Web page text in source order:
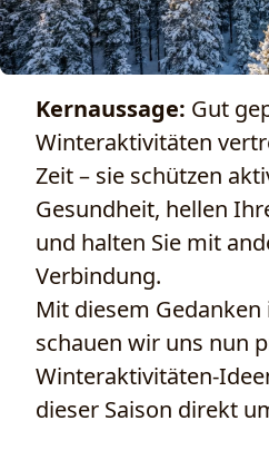
Kernaussage: Gut
Winteraktivitäten
Zeit – sie schützen
Gesundheit, hellen
und halten Sie mit
Verbindung.
Mit diesem
schauen wir uns nun
Winteraktivitäten-
dieser Saison direkt